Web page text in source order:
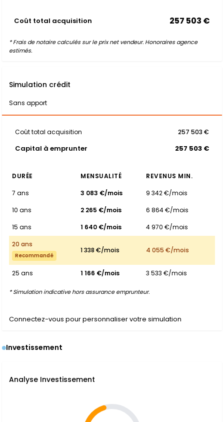
Coût total acquisition 257 503 €
* Frais de notaire calculés sur le prix net vendeur. Honoraires agence
estimés.
Simulation crédit
Sans apport
Coût total acquisition 257 503 €
Capital à emprunter 257 503 €
DURÉE MENSUALITÉ
REVENUS MIN.
7 ans
3 083 €/mois
9 342 €/mois
10 ans
2 265 €/mois
6 864 €/mois
15 ans
1 640 €/mois
4 970 €/mois
20 ans
Recommandé
1 338 €/mois 4 055 €/mois
25 ans 1 166 €/mois 3 533 €/mois
* Simulation indicative hors assurance emprunteur.
Connectez-vous pour personnaliser votre simulation
Investissement
Analyse Investissement